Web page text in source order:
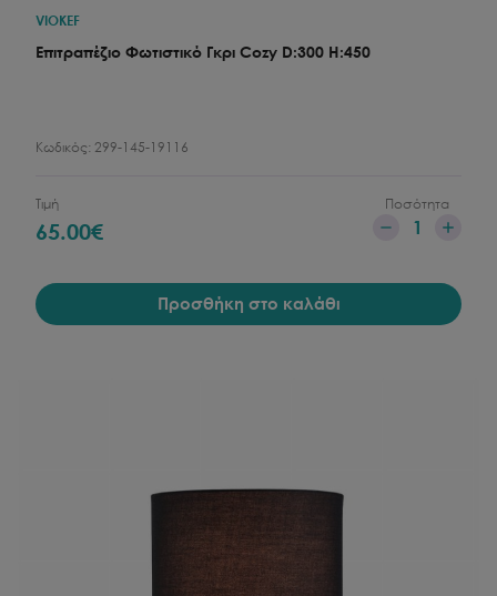
VIOKEF
Επιτραπέζιο Φωτιστικό Γκρι Cozy D:300 H:450
Κωδικός: 299-145-19116
Τιμή
65.00€
Ποσότητα
1
Προσθήκη στο καλάθι